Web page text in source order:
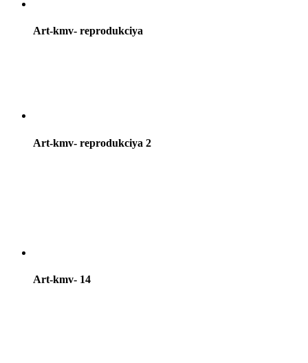
Art-kmv- reprodukciya
Art-kmv- reprodukciya 2
Art-kmv- 14